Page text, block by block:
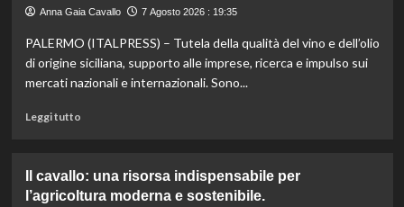
“Ricette
come
le
vite
umanitari”.
Anna Gaia Cavallo 7 Agosto 2026 : 19:35
PALERMO (ITALPRESS) – Tutela della qualità del vino e dell’olio
di origine siciliana, supporto alle imprese, ricerca e impulso sui
mercati nazionali e internazionali. Sono...
Leggi tuttoLeggi
Controllo
qualità
Il cavallo: una risorsa indispensabile per
l’agricoltura moderna e sostenibile.